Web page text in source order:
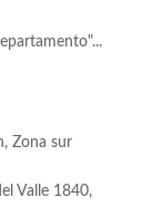
, Zona sur
Valle 1840,